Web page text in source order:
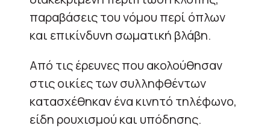
παραβάσεις του νόμου περί όπλων
και επικίνδυνη σωματική βλάβη.
Από τις έρευνες που ακολούθησαν
στις οικίες των συλληφθέντων
κατασχέθηκαν ένα κινητό τηλέφωνο,
είδη ρουχισμού και υπόδησης.